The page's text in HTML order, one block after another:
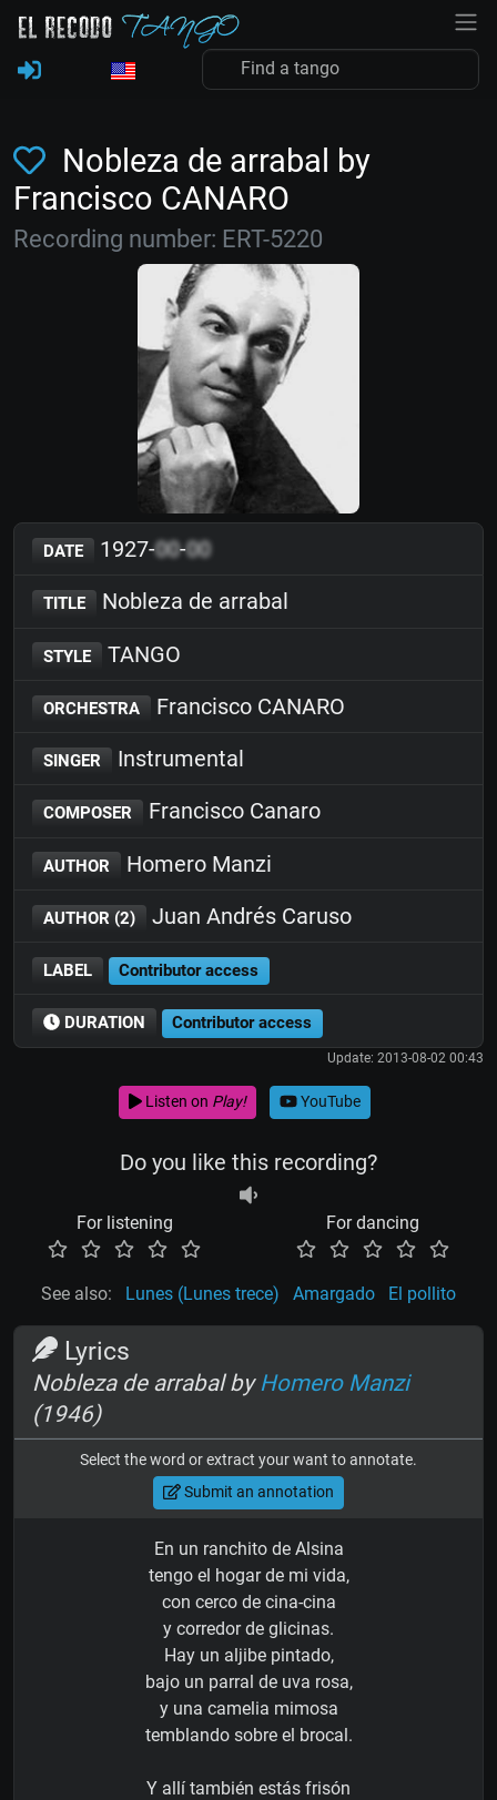
Nobleza de arrabal by
Francisco CANARO
Recording number: ERT-5220
DATE 1927-00-00
TITLE Nobleza de arrabal
STYLE TANGO
ORCHESTRA Francisco CANARO
SINGER Instrumental
COMPOSER Francisco Canaro
AUTHOR Homero Manzi
AUTHOR (2) Juan Andrés Caruso
LABEL Contributor access
DURATION Contributor access
Update: 2013-08-02 00:43
Listen on Play! YouTube
Do you like this recording?
For listening For dancing
See also: Lunes (Lunes trece) Amargado El pollito
Lyrics
Nobleza de arrabal by Homero Manzi
(1946)
Select the word or extract your want to annotate.
Submit an annotation
En un ranchito de Alsina
tengo el hogar de mi vida,
con cerco de cina-cina
y corredor de glicinas.
Hay un aljibe pintado,
bajo un parral de uva rosa,
y una camelia mimosa
temblando sobre el brocal.
Y allí también estás frisón